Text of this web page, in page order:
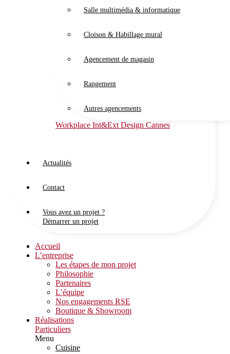
Salle multimédia & informatique
Cloison & Habillage mural
Agencement de magasin
Rangement
Autres agencements
Workplace Int&Ext Design Cannes
Actualités
Contact
Vous avez un projet ?
Démarrer un projet
Accueil
L’entreprise
Les étapes de mon projet
Philosophie
Partenaires
L’équipe
Nos engagements RSE
Boutique & Showroom
Réalisations
Particuliers
Menu
Cuisine